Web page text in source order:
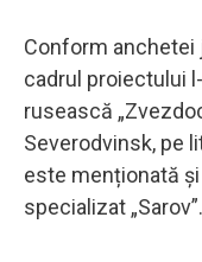
Conform anchetei
cadrul proiectului
rusească
Severodvinsk, pe
este menționată
specializat „Sarov”.